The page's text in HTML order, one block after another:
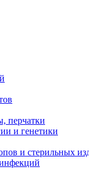
перчатки
и генетики
и стерильных